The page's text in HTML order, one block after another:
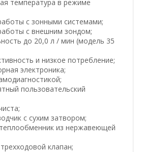
температура в режиме
с зонными системами;
с внешним зондом;
до 20,0 л / мин (модель 35
и низкое потребление;
электроника;
пользовательский
с сухим затвором;
из нержавеющей
клапан;